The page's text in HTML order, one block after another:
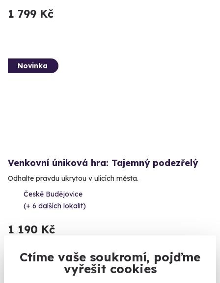
Ctíme vaše soukromí, pojďme
vyřešit cookies
1 799 Kč
Novinka
Venkovní úniková hra: Tajemný podezřelý
Odhalte pravdu ukrytou v ulicích města.
České Budějovice
(+ 6 dalších lokalit)
1 190 Kč